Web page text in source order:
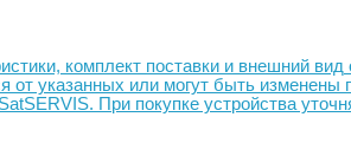
комплект поставки и внешний
от указанных или могут быть изменены
При покупке устройства